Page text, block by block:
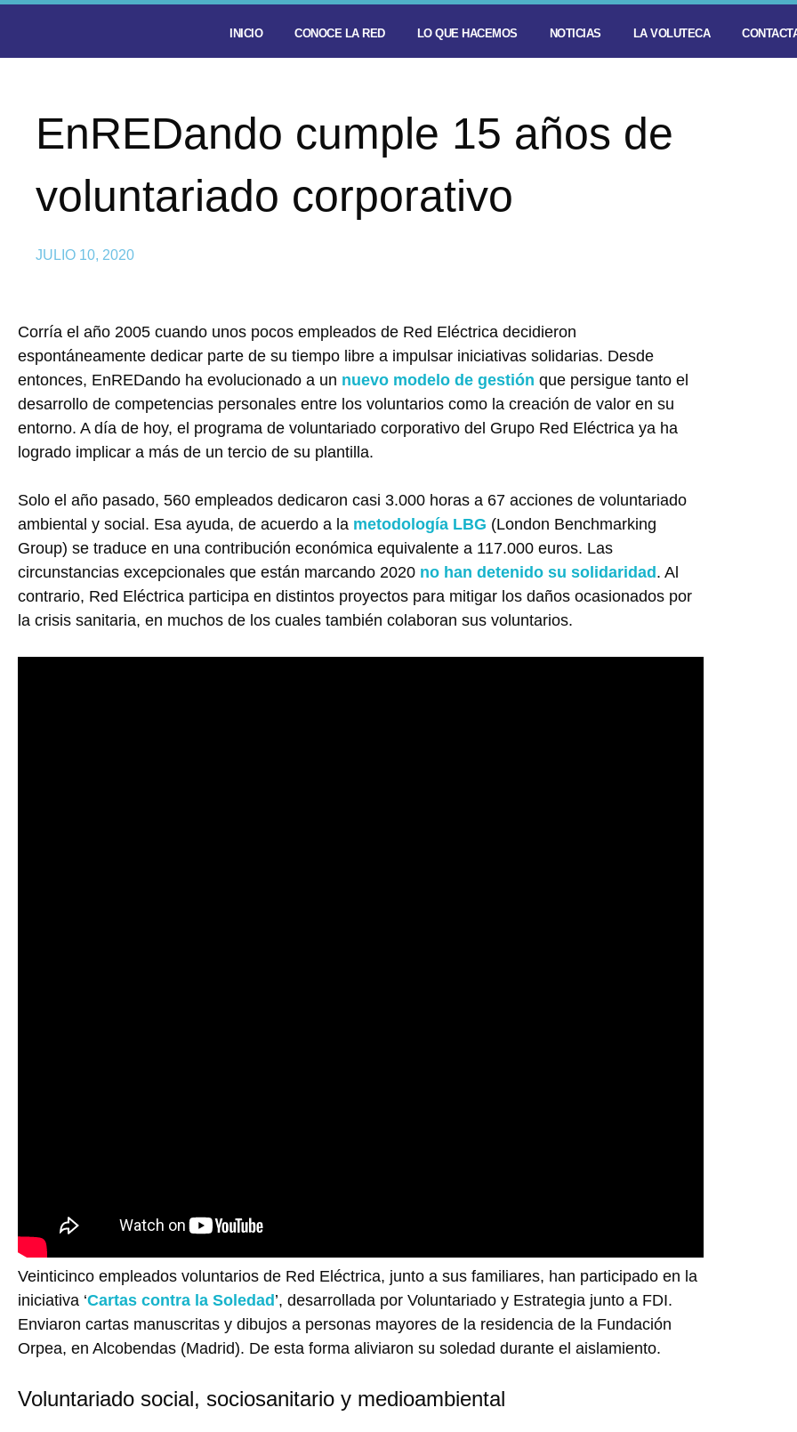
INICIO CONOCE LA RED LO QUE HACEMOS NOTICIAS LA VOLUTECA
EnREDando cumple 15 años de
voluntariado corporativo
JULIO 10, 2020
Corría el año 2005 cuando unos pocos empleados de Red Eléctrica decidieron
espontáneamente dedicar parte de su tiempo libre a impulsar iniciativas solidarias. Desde
entonces, EnREDando ha evolucionado a un nuevo modelo de gestión que persigue tanto el
desarrollo de competencias personales entre los voluntarios como la creación de valor en su
entorno. A día de hoy, el programa de voluntariado corporativo del Grupo Red Eléctrica ya ha
logrado implicar a más de un tercio de su plantilla.
Solo el año pasado, 560 empleados dedicaron casi 3.000 horas a 67 acciones de voluntariado
ambiental y social. Esa ayuda, de acuerdo a la metodología LBG (London Benchmarking
Group) se traduce en una contribución económica equivalente a 117.000 euros. Las
circunstancias excepcionales que están marcando 2020 no han detenido su solidaridad . Al
contrario, Red Eléctrica participa en distintos proyectos para mitigar los daños ocasionados por
la crisis sanitaria, en muchos de los cuales también colaboran sus voluntarios.
Veinticinco empleados voluntarios de Red Eléctrica, junto a sus familiares, han participado en la
iniciativa ‘Cartas contra la Soledad ’, desarrollada por Voluntariado y Estrategia junto a FDI.
Enviaron cartas manuscritas y dibujos a personas mayores de la residencia de la Fundación
Orpea, en Alcobendas (Madrid). De esta forma aliviaron su soledad durante el aislamiento.
Voluntariado social, sociosanitario y medioambiental